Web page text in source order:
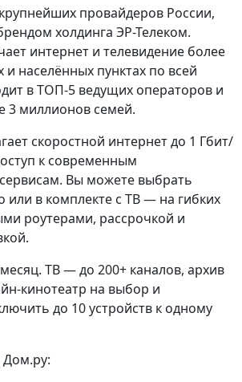
провайдеров России,
холдинга ЭР-Телеком.
интернет и телевидение более
и населённых пунктах по всей
в ТОП-5 ведущих операторов и
3 миллионов семей.
скоростной интернет до 1 Гбит/
к современным
Вы можете выбрать
или в комплекте с ТВ — на гибких
роутерами, рассрочкой и
ТВ — до 200+ каналов, архив
кинотеатр на выбор и
до 10 устройств к одному